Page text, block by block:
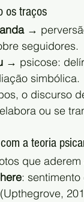
os traços
→
seguidores.
→ psicose:
simbólica.
o discurso
ou se
a teoria
que
: